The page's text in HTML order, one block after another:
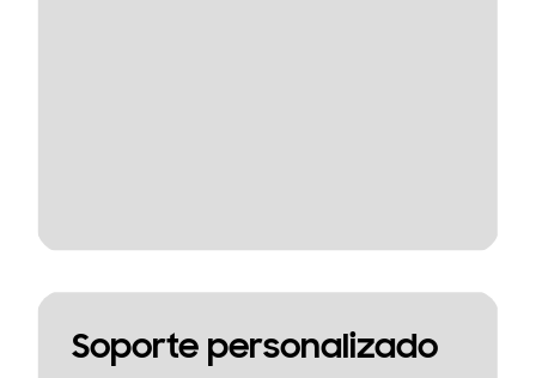
Soporte personalizado